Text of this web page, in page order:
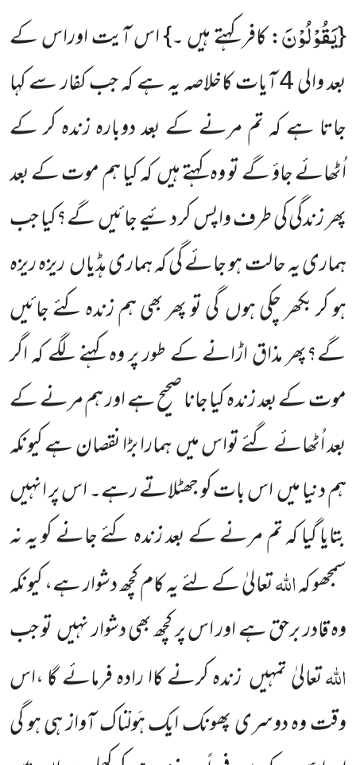
{یَقُوْلُوْنَ: کافر کہتے ہیں ۔} اس آیت اوراس کے
بعد والی 4 آیات کاخلاصہ یہ ہے کہ جب کفار سے کہا
جاتا ہے کہ تم مرنے کے بعد دوبارہ زندہ کر کے
اُٹھائے جاؤ گے تو وہ کہتے ہیں کہ کیا ہم موت کے بعد
پھر زندگی کی طرف واپس کر دئیے جائیں گے؟کیا جب
ہماری یہ حالت ہو جائے گی کہ ہماری ہڈیاں ریزہ ریزہ
ہو کر بکھر چکی ہوں گی تو پھر بھی ہم زندہ کئے جائیں
گے؟پھر مذاق اڑانے کے طور پر وہ کہنے لگے کہ اگر
موت کے بعد زندہ کیا جانا صحیح ہے اور ہم مرنے کے
بعد اُٹھائے گئے تواس میں ہمارا بڑا نقصان ہے کیونکہ
ہم دنیا میں اس بات کو جھٹلاتے رہے۔ اس پر انہیں
بتایا گیا کہ تم مرنے کے بعد زندہ کئے جانے کو یہ نہ
سمجھو کہاللّٰہتعالیٰ کے لئے یہ کام کچھ دشوار ہے، کیونکہ
وہ قادر برحق ہے اور اس پر کچھ بھی دشوار نہیں تو جب
اللّٰہتعالیٰ تمہیں زندہ کرنے کاا رادہ فرمائے گا ،اس
وقت وہ دوسری پھونک ایک ہَولْناک آواز ہی ہو گی